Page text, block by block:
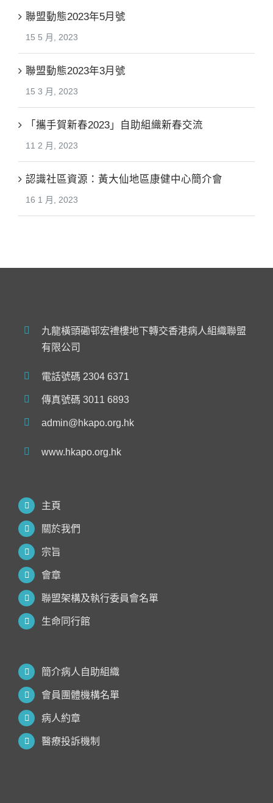
聯盟動態2023年5月號
15 5 月, 2023
聯盟動態2023年3月號
15 3 月, 2023
「攜手賀新春2023」自助組織新春交流
11 2 月, 2023
認識社區資源：黃大仙地區康健中心簡介會
16 1 月, 2023
九龍橫頭磡邨宏禮樓地下轉交香港病人組織聯盟
有限公司
電話號碼 2304 6371
傳真號碼 3011 6893
admin@hkapo.org.hk
www.hkapo.org.hk
主頁
關於我們
宗旨
會章
聯盟架構及執行委員會名單
生命同行館
簡介病人自助組織
會員團體機構名單
病人約章
醫療投訴機制